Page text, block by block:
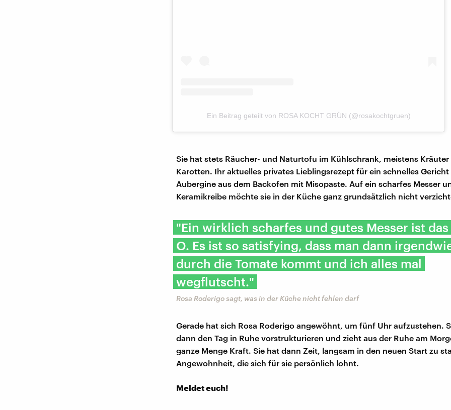
Ein Beitrag geteilt von ROSA KOCHT GRÜN (@rosakochtgruen)
Sie hat stets Räucher- und Naturtofu im Kühlschrank, meistens Kräuter
Karotten. Ihr aktuelles privates Lieblingsrezept für ein schnelles Gericht
Aubergine aus dem Backofen mit Misopaste. Auf ein scharfes Messer
Keramikreibe möchte sie in der Küche ganz grundsätzlich nicht
"Ein wirklich scharfes und gutes Messer ist das
O. Es ist so satisfying, dass man dann
durch die Tomate kommt und ich alles mal
wegflutscht."
Rosa Roderigo sagt, was in der Küche nicht fehlen darf
Gerade hat sich Rosa Roderigo angewöhnt, um fünf Uhr aufzustehen.
dann den Tag in Ruhe vorstrukturieren und zieht aus der Ruhe am
ganze Menge Kraft. Sie hat dann Zeit, langsam in den neuen Start zu
Angewohnheit, die sich für sie persönlich lohnt.
Meldet euch!